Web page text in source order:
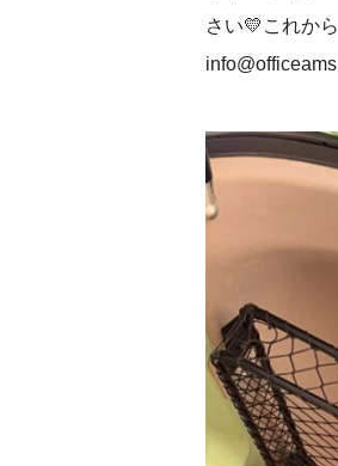
さい💛これか